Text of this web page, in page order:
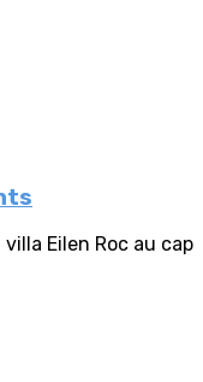
Eilen Roc au cap